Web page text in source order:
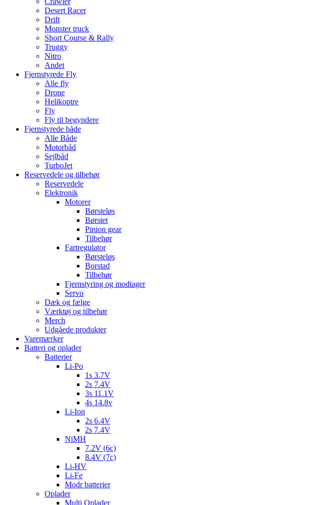
Desert Racer
Drift
Monster truck
Short Course & Rally
Truggy
Nitro
Andet
Fjernstyrede Fly
Alle fly
Drone
Helikoptre
Fly
Fly til begyndere
Fjernstyrede både
Alle Både
Motorbåd
Sejlbåd
TurboJet
Reservedele og tilbehør
Reservedele
Elektronik
Motorer
Børsteløs
Børstet
Pinion gear
Tilbehør
Fartregulator
Børsteløs
Borstad
Tilbehør
Fjernstyring og modtager
Servo
Dæk og fælge
Værktøj og tilbehør
Merch
Udgåede produkter
Varemærker
Batteri og oplader
Batterier
Li-Po
1s 3.7V
2s 7.4V
3s 11.1V
4s 14.8v
Li-Ion
2s 6.4V
2s 7.4V
NiMH
7.2V (6c)
8.4V (7c)
Li-HV
Li-Fe
Modr batterier
Oplader
Multi Oplader